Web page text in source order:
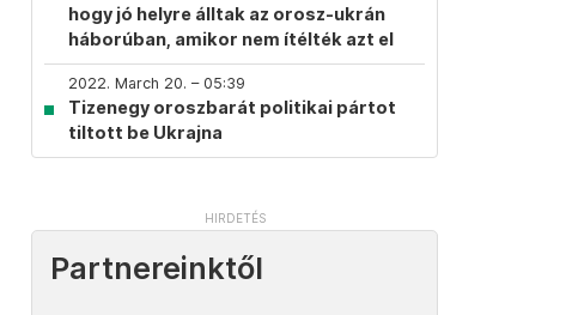
hogy jó helyre álltak az orosz-ukrán
háborúban, amikor nem ítélték azt el
2022. March 20. – 05:39
Tizenegy oroszbarát politikai pártot
tiltott be Ukrajna
Partnereinktől